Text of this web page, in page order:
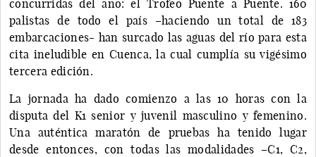
concurridas del año: el Trofeo Puente a Puente. 160
palistas de todo el país –haciendo un total de 183
embarcaciones- han surcado las aguas del río para esta
cita ineludible en Cuenca, la cual cumplía su vigésimo
tercera edición.
La jornada ha dado comienzo a las 10 horas con la
disputa del K1 senior y juvenil masculino y femenino.
Una auténtica maratón de pruebas ha tenido lugar
desde entonces, con todas las modalidades –C1, C2,